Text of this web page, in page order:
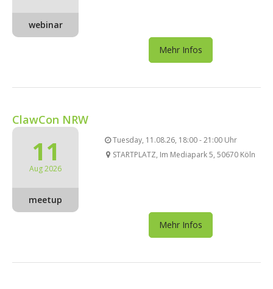
webinar
Mehr Infos
ClawCon NRW
11
Aug 2026
meetup
Tuesday, 11.08.26, 18:00 - 21:00 Uhr
STARTPLATZ, Im Mediapark 5, 50670 Köln
Mehr Infos